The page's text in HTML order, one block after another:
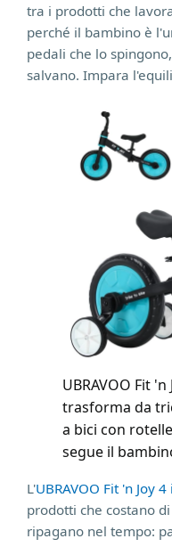
tra i prodotti che
perché il bambino è
pedali che lo
salvano. Impara
UBRAVOO Fit
trasforma da
a bici con
segue il
L'UBRAVOO Fit 'n Joy 4
prodotti che costano
ripagano nel tempo: